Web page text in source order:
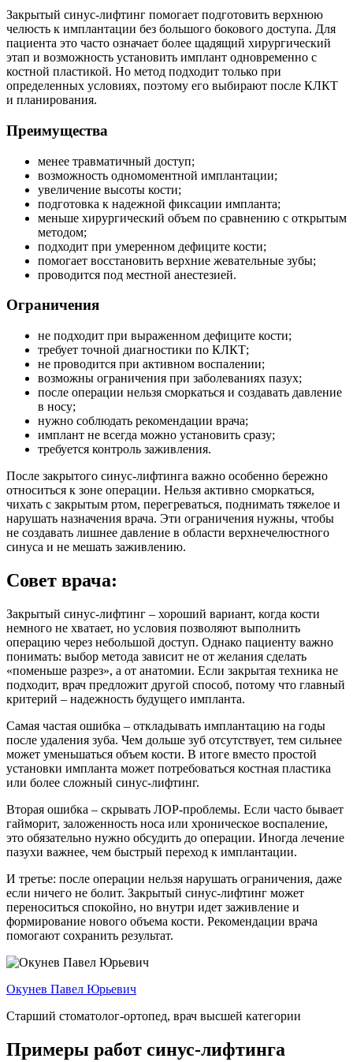
Закрытый синус-лифтинг помогает подготовить верхнюю
челюсть к имплантации без большого бокового доступа. Для
пациента это часто означает более щадящий хирургический
этап и возможность установить имплант одновременно с
костной пластикой. Но метод подходит только при
определенных условиях, поэтому его выбирают после КЛКТ
и планирования.
Преимущества
менее травматичный доступ;
возможность одномоментной имплантации;
увеличение высоты кости;
подготовка к надежной фиксации импланта;
меньше хирургический объем по сравнению с открытым
методом;
подходит при умеренном дефиците кости;
помогает восстановить верхние жевательные зубы;
проводится под местной анестезией.
Ограничения
не подходит при выраженном дефиците кости;
требует точной диагностики по КЛКТ;
не проводится при активном воспалении;
возможны ограничения при заболеваниях пазух;
после операции нельзя сморкаться и создавать давление
в носу;
нужно соблюдать рекомендации врача;
имплант не всегда можно установить сразу;
требуется контроль заживления.
После закрытого синус-лифтинга важно особенно бережно
относиться к зоне операции. Нельзя активно сморкаться,
чихать с закрытым ртом, перегреваться, поднимать тяжелое и
нарушать назначения врача. Эти ограничения нужны, чтобы
не создавать лишнее давление в области верхнечелюстного
синуса и не мешать заживлению.
Совет врача:
Закрытый синус-лифтинг – хороший вариант, когда кости
немного не хватает, но условия позволяют выполнить
операцию через небольшой доступ. Однако пациенту важно
понимать: выбор метода зависит не от желания сделать
«поменьше разрез», а от анатомии. Если закрытая техника не
подходит, врач предложит другой способ, потому что главный
критерий – надежность будущего импланта.
Самая частая ошибка – откладывать имплантацию на годы
после удаления зуба. Чем дольше зуб отсутствует, тем сильнее
может уменьшаться объем кости. В итоге вместо простой
установки импланта может потребоваться костная пластика
или более сложный синус-лифтинг.
Вторая ошибка – скрывать ЛОР-проблемы. Если часто бывает
гайморит, заложенность носа или хроническое воспаление,
это обязательно нужно обсудить до операции. Иногда лечение
пазухи важнее, чем быстрый переход к имплантации.
И третье: после операции нельзя нарушать ограничения, даже
если ничего не болит. Закрытый синус-лифтинг может
переноситься спокойно, но внутри идет заживление и
формирование нового объема кости. Рекомендации врача
помогают сохранить результат.
Окунев Павел Юрьевич
Старший стоматолог-ортопед, врач высшей категории
Примеры работ синус-лифтинга